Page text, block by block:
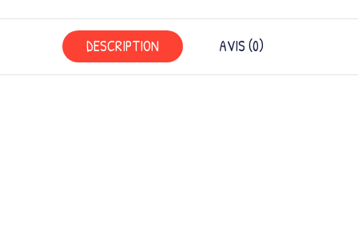
DESCRIPTION AVIS (0)